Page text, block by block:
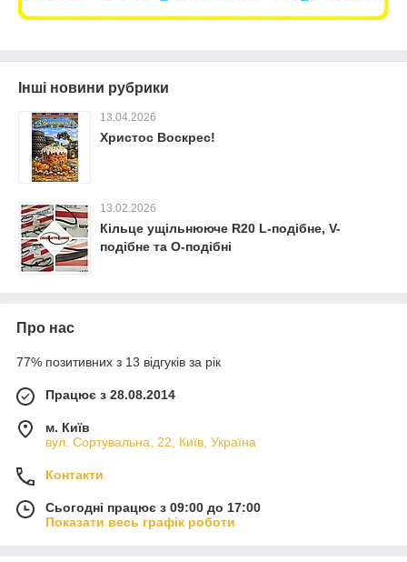
Інші новини рубрики
13.04.2026
Христос Воскрес!
13.02.2026
Кільце ущільнююче R20 L-подібне, V-
подібне та O-подібні
Про нас
77% позитивних з 13 відгуків за рік
Працює з 28.08.2014
м. Київ
вул. Сортувальна, 22, Київ, Україна
Контакти
Сьогодні працює з 09:00 до 17:00
Показати весь графік роботи